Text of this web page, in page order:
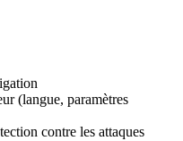
(langue, paramètres
contre les attaques